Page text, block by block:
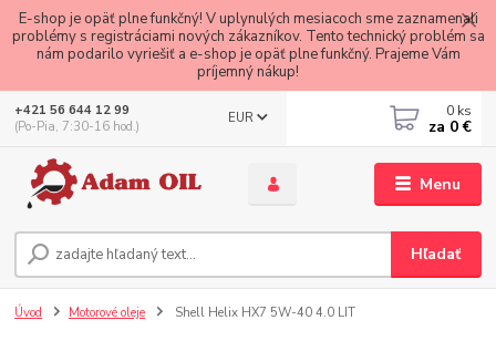
E-shop je opäť plne funkčný! V uplynulých mesiacoch sme zaznamenali
problémy s registráciami nových zákazníkov. Tento technický problém sa
nám podarilo vyriešiť a e-shop je opäť plne funkčný. Prajeme Vám
príjemný nákup!
Menu
EUR
Hľadať
+421 56 644 12 99
(Po-Pia, 7:30-16 hod.)
0 ks
za 0 €
Úvod Motorové oleje Shell Helix HX7 5W-40 4.0 LIT